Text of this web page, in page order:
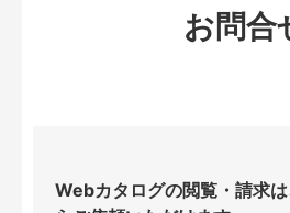
お問合
Webカタログの閲覧・請求